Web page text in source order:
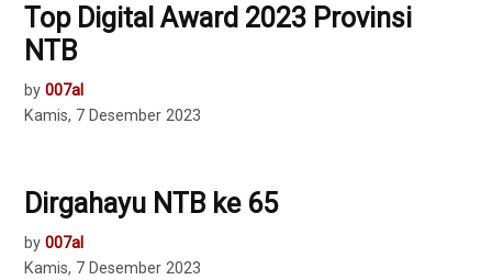
Top Digital Award 2023 Provinsi
NTB
by 007al
Kamis, 7 Desember 2023
Dirgahayu NTB ke 65
by 007al
Kamis, 7 Desember 2023